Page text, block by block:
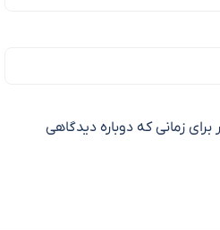
زمانی که دوباره دیدگاهی